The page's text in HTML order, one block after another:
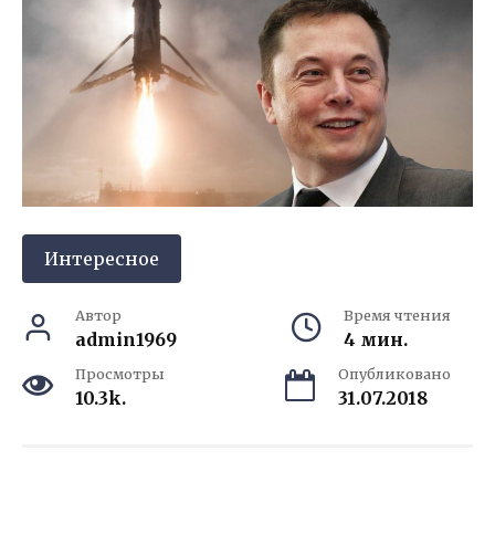
Интересное
Автор
admin1969
Время чтения
4 мин.
Просмотры
10.3k.
Опубликовано
31.07.2018